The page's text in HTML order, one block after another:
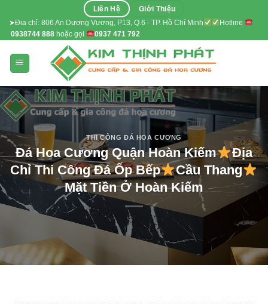
content
Liên Hệ Giới Thiệu
➤Địa chỉ: 806 An Dương Vương, P13, Q.6 - TP. Hồ Chí Minh
Hotline
0938744 888 hoặc gọi 0937 471 792
THI CÔNG ĐÁ HOA CƯƠNG
Đá Hoa Cương Quận Hoàn Kiếm
Địa
Chỉ Thi Công Đá Ốp Bếp
Cầu Thang
Mặt Tiền Ở Hoàn Kiếm